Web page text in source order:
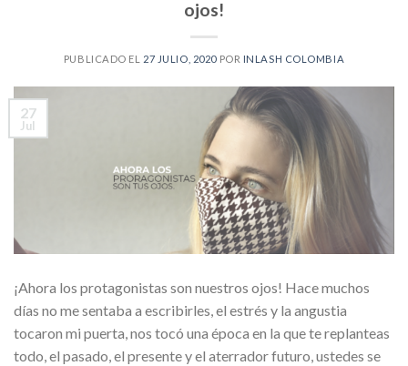
ojos!
PUBLICADO EL 27 JULIO, 2020POR INLASH COLOMBIA
27
Jul
¡Ahora los protagonistas son nuestros ojos! Hace muchos
días no me sentaba a escribirles, el estrés y la angustia
tocaron mi puerta, nos tocó una época en la que te replanteas
todo, el pasado, el presente y el aterrador futuro, ustedes se